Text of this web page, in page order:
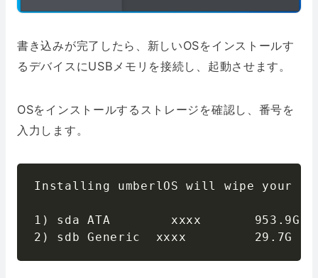
書き込みが完了したら、新しいOSをインストールす
るデバイスにUSBメモリを接続し、起動させます。
OSをインストールするストレージを確認し、番号を
入力します。
Installing umberlOS will wipe your
1) sda ATA        xxxx       953.9G
2) sdb Generic  xxxx         29.7G